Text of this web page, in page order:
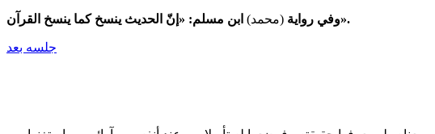
وفي رواية (محمد) ابن مسلم: «إنّ الحديث ينسخ كما ينسخ القرآن».
جلسه بعد